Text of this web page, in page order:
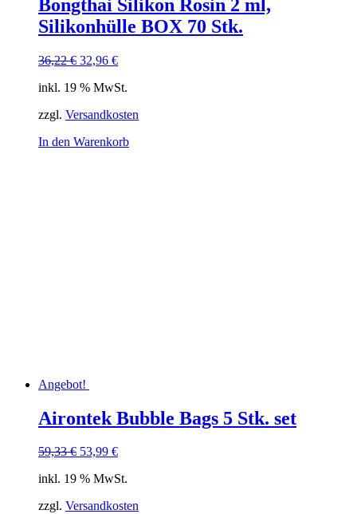
Bongthai Silikon Rosin 2 ml,
Silikonhülle BOX 70 Stk.
36,22€ Ursprünglicher
war:
32,96 €Aktueller
ist:
inkl. 19 % MwSt.
zzgl. Versandkosten
In den Warenkorb
Angebot!
Airontek Bubble Bags 5 Stk. set
59,33€ Ursprünglicher
war:
53,99 €Aktueller
ist:
inkl. 19 % MwSt.
zzgl. Versandkosten